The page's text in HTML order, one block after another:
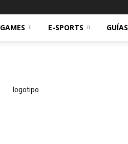
GAMES E-SPORTS GUÍAS